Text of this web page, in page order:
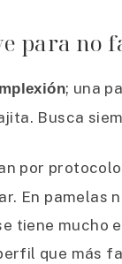
para no
; una
Busca
por protocolo
En pamelas
tiene mucho
que más